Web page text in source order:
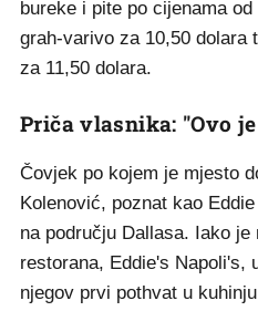
bureke i pite po cijenama
grah-varivo za 10,50 dolara
za 11,50 dolara.
Priča vlasnika: "Ovo
Čovjek po kojem je mjesto
Kolenović, poznat kao
na području Dallasa. Iako
restorana, Eddie's Napoli's,
njegov prvi pothvat u